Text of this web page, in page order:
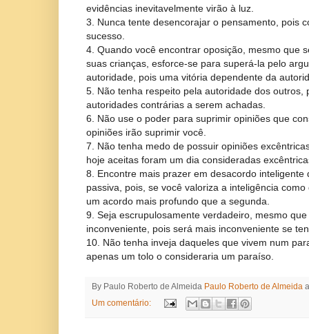
evidências inevitavelmente virão à luz.
3. Nunca tente desencorajar o pensamento, pois
sucesso.
4. Quando você encontrar oposição, mesmo que
suas crianças, esforce-se para superá-la pelo
autoridade, pois uma vitória dependente da
5. Não tenha respeito pela autoridade dos outros,
autoridades contrárias a serem achadas.
6. Não use o poder para suprimir opiniões que
opiniões irão suprimir você.
7. Não tenha medo de possuir opiniões
hoje aceitas foram um dia consideradas
8. Encontre mais prazer em desacordo inteligente
passiva, pois, se você valoriza a inteligência
um acordo mais profundo que a segunda.
9. Seja escrupulosamente verdadeiro, mesmo
inconveniente, pois será mais inconveniente se
10. Não tenha inveja daqueles que vivem num
apenas um tolo o consideraria um paraíso.
By Paulo Roberto de Almeida Paulo Roberto de Almeida
Um comentário: